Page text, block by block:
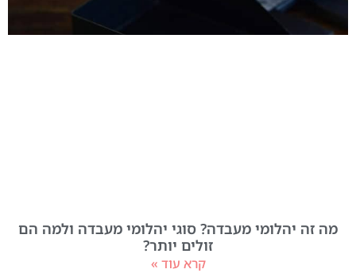
מה זה יהלומי מעבדה? סוגי יהלומי מעבדה ולמה הם
זולים יותר?
קרא עוד »